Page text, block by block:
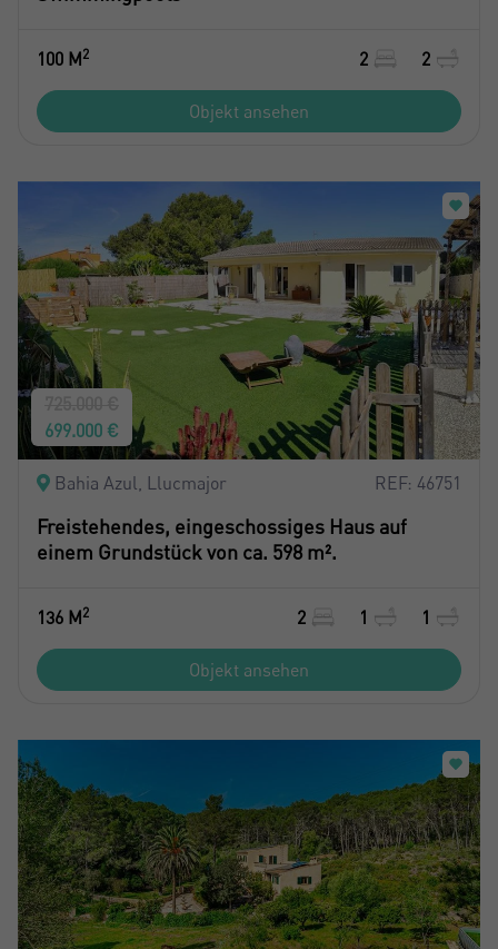
100 M2 2 2
Objekt ansehen
699.000 €
Bahia Azul, Llucmajor REF: 46751
Freistehendes, eingeschossiges Haus auf
einem Grundstück von ca. 598 m².
136 M2 2 1 1
Objekt ansehen
Crear una cuenta
Name*